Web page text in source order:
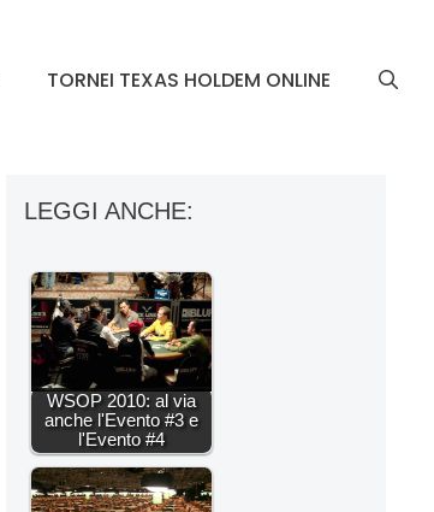
TORNEI TEXAS HOLDEM ONLINE
LEGGI ANCHE:
WSOP 2010: al via
anche l'Evento #3 e
l'Evento #4